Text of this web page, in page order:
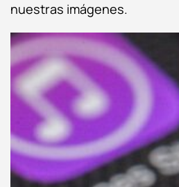
nuestras imágenes.